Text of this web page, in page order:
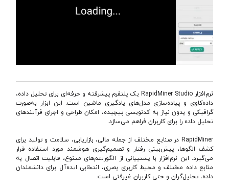
نرم‌افزار RapidMiner Studio یک پلتفرم پیشرفته و حرفه‌ای برای تحلیل داده،
داده‌کاوی و پیاده‌سازی مدل‌های یادگیری ماشین است. این ابزار به‌صورت
گرافیکی و بدون نیاز به کدنویسی پیچیده، امکان طراحی و اجرای فرآیندهای
تحلیل داده را برای کاربران فراهم می‌سازد.
RapidMiner در صنایع مختلف از جمله مالی، بازاریابی، سلامت و تولید برای
کشف الگوها، پیش‌بینی رفتار و تصمیم‌گیری هوشمند مورد استفاده قرار
می‌گیرد. این نرم‌افزار با پشتیبانی از الگوریتم‌های متنوع، قابلیت اتصال به
منابع داده مختلف و محیط کاربری بصری، انتخابی ایده‌آل برای دانشمندان
داده، تحلیل‌گران و حتی کاربران غیر‌فنی است.